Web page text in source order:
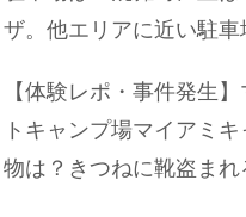
ザ。他エリアに近い駐車
【体験レポ・事件発生
トキャンプ場マイアミ
物は？きつねに靴盗まれ